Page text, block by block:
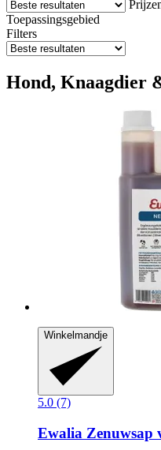
Toepassingsgebied
Filters
Hond, Knaagdier
Winkelmandje
5.0 (7)
Ewalia Zenuwsap